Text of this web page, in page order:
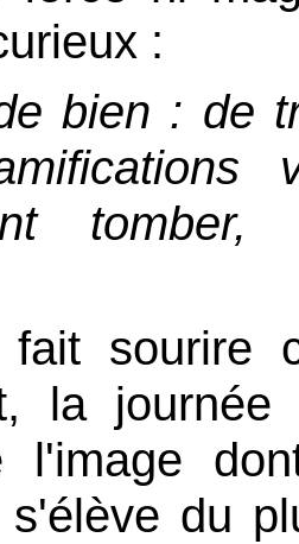
:
bien : de
tomber,
sourire
la
l'image
du